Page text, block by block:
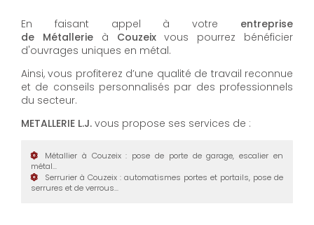
En faisant appel à votre entreprise
de Métallerieà Couzeixvous pourrez bénéficier
d'ouvrages uniques en métal.
Ainsi, vous profiterez d’une qualité de travail reconnue
et de conseils personnalisés par des professionnels
du secteur.
METALLERIE L.J. vous propose ses services de :
Métallier à Couzeix: pose de porte de garage, escalier en
métal...
Serrurier à Couzeix : automatismes portes et portails, pose de
serrures et de verrous...